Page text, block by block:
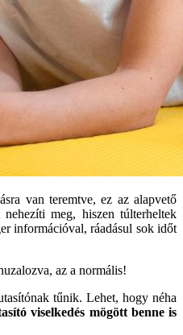
van teremtve, ez az alapvető
meg, hiszen túlterheltek
információval, ráadásul sok időt
az a normális!
tűnik. Lehet, hogy néha
viselkedés mögött benne is